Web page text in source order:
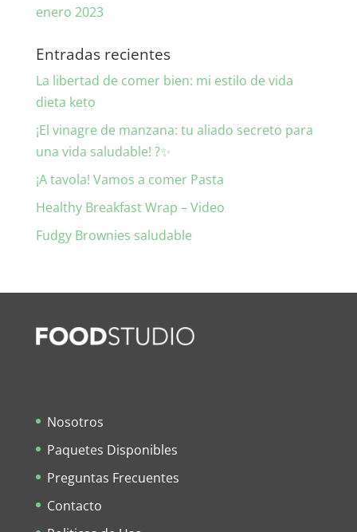
enero 2023
Entradas recientes
La libertad de comer bien: mi estilo de vida
dieta keto
¡El vinagre de manzana: tu aliado secreto para
una vida saludable! ?✨
¡A tavola! Vamos a comer Pasta
Healthy Breakfast Wrap – Video
Fudgy Brownies saludable
Nosotros
Paquetes Disponibles
Preguntas Frecuentes
Contacto